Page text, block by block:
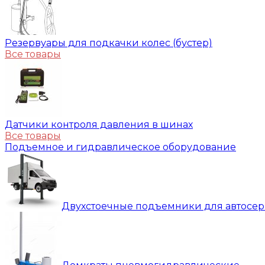
Резервуары для подкачки колес (бустер)
Все товары
Датчики контроля давления в шинах
Все товары
Подъемное и гидравлическое оборудование
Двухстоечные подъемники для